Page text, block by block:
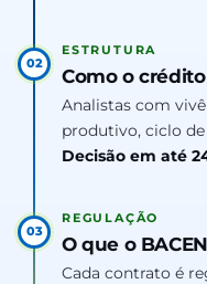
02
ESTRUTURA
Como o
Analistas com
produtivo, ciclo
Decisão em até
03
REGULAÇÃO
O que o
Cada contrato é